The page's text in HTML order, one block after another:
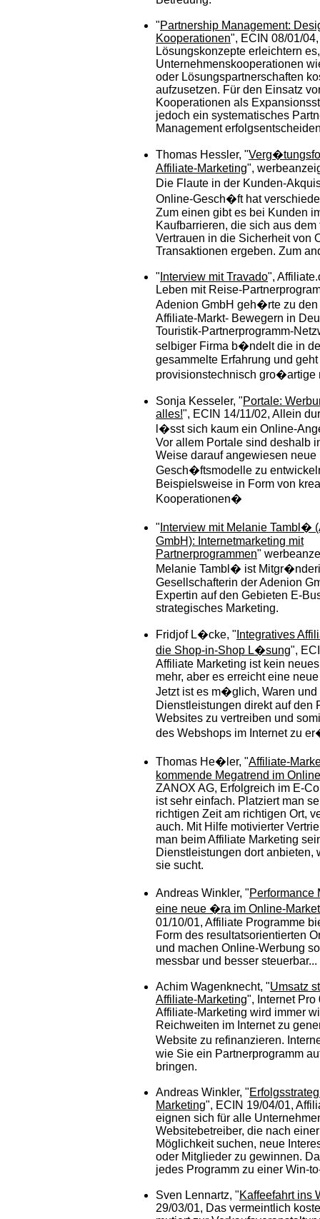
"Partnership Management:
Kooperationen", ECIN 08/01/
Lösungskonzepte erleichtern es,
Unternehmenskooperationen
oder Lösungspartnerschaften
aufzusetzen. Für den Einsatz
Kooperationen als
jedoch ein systematisches
Management
Thomas Hessler, "
Affiliate-Marketing",
Die Flaute in der Kunden-
Online-Gesch�ft hat
Zum einen gibt es bei Kunden
Kaufbarrieren, die sich aus
Vertrauen in die Sicherheit von
Transaktionen ergeben. Zum
" Interview mit Travado",
Leben mit Reise-
Adenion GmbH geh�rte zu
Affiliate-Markt- Bewegern in
Touristik-Partnerprogramm-
selbiger Firma b�ndelt die in
gesammelte Erfahrung und geht
provisionstechnisch gro�artige
Sonja Kesseler, "Portale:
alles!", ECIN 14/11/02, Allein
l�sst sich kaum ein Online-
Vor allem Portale sind deshalb
Weise darauf angewiesen neue
Gesch�ftsmodelle zu
Beispielsweise in Form von
Kooperationen�
" Interview mit Melanie Tambl�
GmbH): Internetmarketing mit
Partnerprogrammen"
Melanie Tambl� ist
Gesellschafterin der Adenion
Expertin auf den Gebieten E-
strategisches Marketing.
Fridjof L�cke, " Integratives
die Shop-in-Shop L�sung",
Affiliate Marketing ist kein
mehr, aber es erreicht eine
Jetzt ist es m�glich, Waren und
Dienstleistungen direkt auf den
Websites zu vertreiben und
des Webshops im Internet zu
Thomas He�ler, "Affiliate-
kommende Megatrend im
ZANOX AG, Erfolgreich im E-
ist sehr einfach. Platziert man
richtigen Zeit am richtigen Ort,
auch. Mit Hilfe motivierter
man beim Affiliate Marketing
Dienstleistungen dort anbieten,
sie sucht.
Andreas Winkler, "
eine neue �ra im Online-
01/10/01, Affiliate Programme
Form des resultatsorientierten
und machen Online-Werbung
messbar und besser steuerbar...
Achim Wagenknecht, "Umsatz
Affiliate-Marketing", Internet Pro
Affiliate-Marketing wird immer
Reichweiten im Internet zu
Website zu refinanzieren.
wie Sie ein Partnerprogramm
bringen.
Andreas Winkler, "
Marketing", ECIN 19/04/01,
eignen sich für alle
Websitebetreiber, die nach
Möglichkeit suchen, neue
oder Mitglieder zu gewinnen.
jedes Programm zu einer Win-
Sven Lennartz, "Kaffeefahrt ins
29/03/01, Das vermeintlich